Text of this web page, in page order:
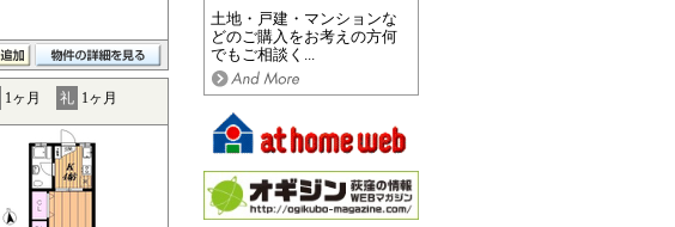
土地・戸建・マンションな
どのご購入をお考えの方何
でもご相談く...
1ヶ月 礼 1ヶ月